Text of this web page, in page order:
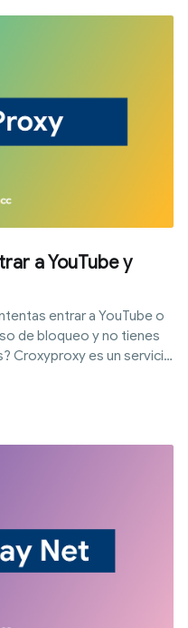
a YouTube y
entrar a YouTube o
de bloqueo y no tienes
Croxyproxy es un servicio
a sitios restringidos
instalar software. Este
cómo usar CroxyProxy